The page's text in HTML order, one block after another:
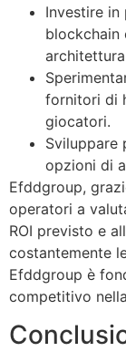
Investire
blockchain
fornitori di
giocatori.
Sviluppare
opzioni di
Efddgroup,
operatori a
ROI previsto e
costantemente
Efddgroup è
competitivo